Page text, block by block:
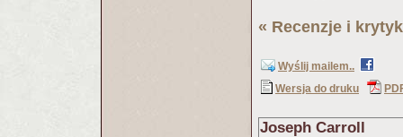
« Recenzje i
Wyślij mailem..
Wersja do druku
Joseph Carroll